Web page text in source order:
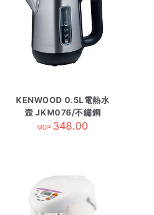
KENWOOD 0.5L電熱水
壼 JKM076/不鏽鋼
MOP 348.00